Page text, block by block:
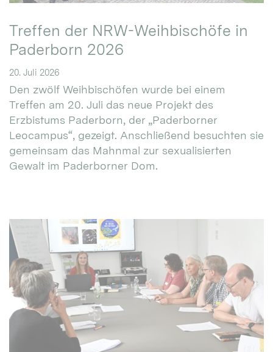
Treffen der NRW-Weihbischöfe in
Paderborn 2026
20. Juli 2026
Den zwölf Weihbischöfen wurde bei einem
Treffen am 20. Juli das neue Projekt des
Erzbistums Paderborn, der „Paderborner
Leocampus“, gezeigt. Anschließend besuchten sie
gemeinsam das Mahnmal zur sexualisierten
Gewalt im Paderborner Dom.